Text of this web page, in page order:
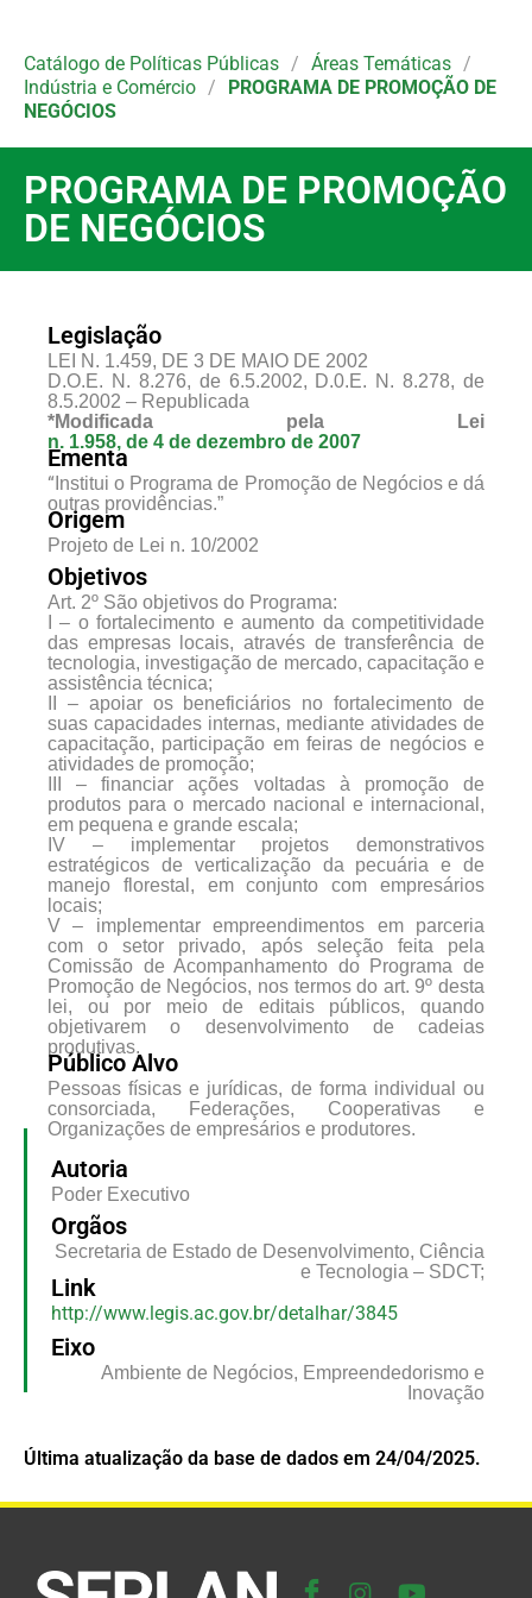
Catálogo de Políticas Públicas / Áreas Temáticas /
Indústria e Comércio /
PROGRAMA DE PROMOÇÃO DE
NEGÓCIOS
PROGRAMA DE PROMOÇÃO
DE NEGÓCIOS
Legislação​
LEI N. 1.459, DE 3 DE MAIO DE 2002
D.O.E. N. 8.276, de 6.5.2002, D.0.E. N. 8.278, de
8.5.2002 – Republicada
*Modificada pela Lei
n. 1.958, de 4 de dezembro de 2007
Ementa
“ Institui o Programa de Promoção de Negócios e dá
outras providências.”
Origem
Projeto de Lei n. 10/2002
Objetivos
Art. 2º São objetivos do Programa:
I – o fortalecimento e aumento da competitividade
das empresas locais, através de transferência de
tecnologia, investigação de mercado, capacitação e
assistência técnica;
II – apoiar os beneficiários no fortalecimento de
suas capacidades internas, mediante atividades de
capacitação, participação em feiras de negócios e
atividades de promoção;
III – financiar ações voltadas à promoção de
produtos para o mercado nacional e internacional,
em pequena e grande escala;
IV – implementar projetos demonstrativos
estratégicos de verticalização da pecuária e de
manejo florestal, em conjunto com empresários
locais;
V – implementar empreendimentos em parceria
com o setor privado, após seleção feita pela
Comissão de Acompanhamento do Programa de
Promoção de Negócios, nos termos do art. 9º desta
lei, ou por meio de editais públicos, quando
objetivarem o desenvolvimento de cadeias
produtivas.
Público Alvo
Pessoas físicas e jurídicas, de forma individual ou
consorciada, Federações, Cooperativas e
Organizações de empresários e produtores.
Autoria
Poder Executivo
Orgãos
Secretaria de Estado de Desenvolvimento, Ciência
e Tecnologia – SDCT;
Link
http://www.legis.ac.gov.br/detalhar/3845
Eixo
Ambiente de Negócios, Empreendedorismo e
Inovação
Última atualização da base de dados em 24/04/2025.